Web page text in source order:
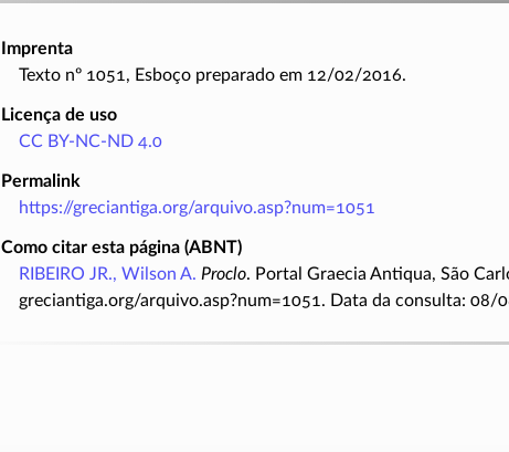
Imprenta
Texto nº 1051, Esboço preparado em 12/02/2016.
Licença de uso
CC BY-NC-ND 4.0
Permalink
https://greciantiga.org/arquivo.asp?num=1051
Como citar esta página (ABNT)
RIBEIRO JR., Wilson A. Proclo. Portal Graecia Antiqua, São
greciantiga.org/arquivo.asp?num=1051. Data da consulta: 08/